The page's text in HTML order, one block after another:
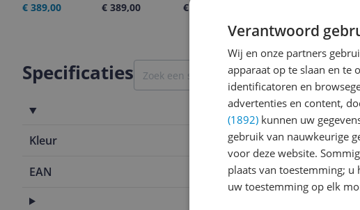
€ 389,00
€ 389,00
€ 389,00
Specificaties
Algemeen
Kleur
Zwart
EAN
8806094190588
Verantwoord
Wij en onze partners
apparaat op te slaan en te
identificatoren en
advertenties en content,
(1892) kunnen uw
gebruik van nauwkeurige
voor deze website.
plaats van toestemming; u
uw toestemming op elk